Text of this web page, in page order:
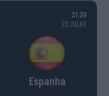
21:30
25 JULHO
Espanha